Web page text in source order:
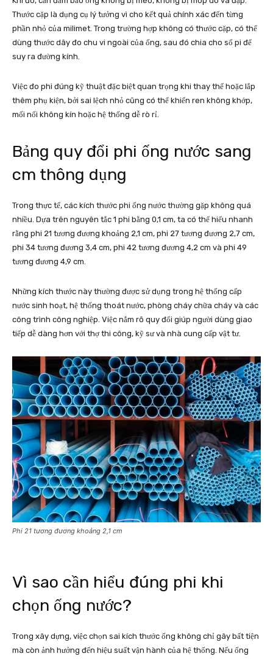
Thước cặp là dụng cụ lý tưởng vì cho kết quả chính xác đến từng
phần nhỏ của milimet. Trong trường hợp không có thước cặp, có thể
dùng thước dây đo chu vi ngoài của ống, sau đó chia cho số pi để
suy ra đường kính.
Việc đo phi đúng kỹ thuật đặc biệt quan trọng khi thay thế hoặc lắp
thêm phụ kiện, bởi sai lệch nhỏ cũng có thể khiến ren không khớp,
mối nối không kín hoặc hệ thống dễ rò rỉ.
Bảng quy đổi phi ống nước sang
cm thông dụng
Trong thực tế, các kích thước phi ống nước thường gặp không quá
nhiều. Dựa trên nguyên tắc 1 phi bằng 0,1 cm, ta có thể hiểu nhanh
rằng phi 21 tương đương khoảng 2,1 cm, phi 27 tương đương 2,7 cm,
phi 34 tương đương 3,4 cm, phi 42 tương đương 4,2 cm và phi 49
tương đương 4,9 cm.
Những kích thước này thường được sử dụng trong hệ thống cấp
nước sinh hoạt, hệ thống thoát nước, phòng cháy chữa cháy và các
công trình công nghiệp. Việc nắm rõ quy đổi giúp người dùng giao
tiếp dễ dàng hơn với thợ thi công, kỹ sư và nhà cung cấp vật tư.
Phi 21 tương đương khoảng 2,1 cm
Vì sao cần hiểu đúng phi khi
chọn ống nước?
Trong xây dựng, việc chọn sai kích thước ống không chỉ gây bất tiện
mà còn ảnh hưởng đến hiệu suất vận hành của hệ thống. Nếu ống